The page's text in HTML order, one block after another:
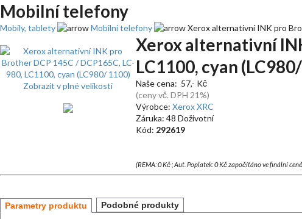
Mobilní telefony
Mobily, tablety Mobilní telefony Xerox alternativní INK pro
Zobrazit v plné velikosti
Xerox alternativní
LC1100, cyan
Naše cena: 57,- Kč
(ceny vč. DPH 21%)
Výrobce: Xerox XRC
Záruka: 48 Doživotní
Kód: 292619
(REMA: 0 Kč ; Aut. Poplatek: 0 Kč započítáno ve finální
Parametry produktu Podobné produkty